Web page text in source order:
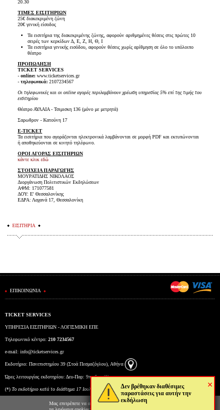
×
Δεν βρέθηκαν διαθέσιμες
παραστάσεις για αυτήν την
εκδήλωση
20.30
ΤΙΜΕΣ ΕΙΣΙΤΗΡΙΩΝ
25€ διακεκριμένη ζώνη
20€ γενική είσοδος
Τα εισιτήρια της διακεκριμένης ζώνης, αφορούν αριθμημένες θέσεις στις πρώτες 10
σειρές των κερκίδων Δ, Ε, Ζ, Η, Θ, Ι
Τα εισιτήρια γενικής εισόδου, αφορούν θέσεις χωρίς αρίθμηση σε όλο το υπόλοιπο
θέατρο
ΠΡΟΠΩΛΗΣΗ
TICKET SERVICES
- online:www.ticketservices.gr
- τηλεφωνικά:2107234567
Οι τηλεφωνικές και οι online αγορές περιλαμβάνουν χρέωση υπηρεσίας 5% επί της τιμής του
εισιτηρίου
Θέατρο ΑΥΛΑΙΑ - Τσιμισκη 136 (μόνο με μετρητά)
Σαρωθρον - Κατούνη 17
E-TICKET
Τα εισιτήρια που αγοράζονται ηλεκτρονικά λαμβάνονται σε μορφή PDF και εκτυπώνονται
ή αποθηκεύονται σε κινητό τηλέφωνο.
ΟΡΟΙ ΑΓΟΡΑΣ ΕΙΣΙΤΗΡΙΩΝ
κάντε κλικ εδώ
ΣΤΟΙΧΕΙΑ ΠΑΡΑΓΩΓΗΣ
ΜΟΥΡΑΤΙΔΗΣ ΝΙΚΟΛΑΟΣ
Διοργάνωση Πολιτιστικών Εκδηλώσεων
ΑΦΜ: 171077581
ΔΟΥ: Ε' Θεσσαλονίκης
ΕΔΡΑ: Λαχανά 17, Θεσσαλονίκη
ΕΙΣΙΤΗΡΙΑ
ΕΠΙΚΟΙΝΩΝΙΑ
TICKET SERVICES
ΥΠΗΡΕΣΙΑ ΕΙΣΙΤΗΡΙΩΝ - ΛΟΓΙΣΜΙΚΗ ΕΠΕ
Τηλεφωνικό κέντρο: 210 7234567
e-mail: info@ticketservices.gr
Εκδοτήριο: Πανεπιστημίου 39 (Στοά Πεσμαζόγλου), Αθήνα
Ώρες λειτουργίας εκδοτηρίου: Δευ-Παρ: 9πμ-5μμ (*)
(*) To εκδοτήριο κατά το διάστημα 17 Ιουλίου έως και 6 Αυγούστου θα λειτουργεί Δευτέρα έως
Παρασκευή από τις 10:00 έως τις 15:00.Μας επιτρέπετε να αποθηκεύουμε στον φυλλομετρητή σας